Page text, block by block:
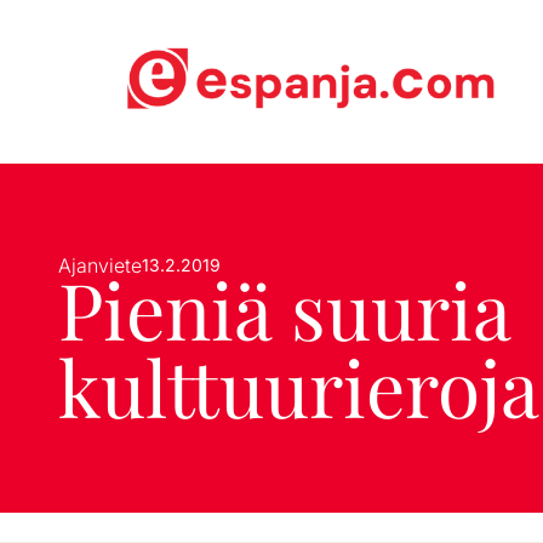
Ajanviete13.2.2019
Pieniä suuria
kulttuurieroja